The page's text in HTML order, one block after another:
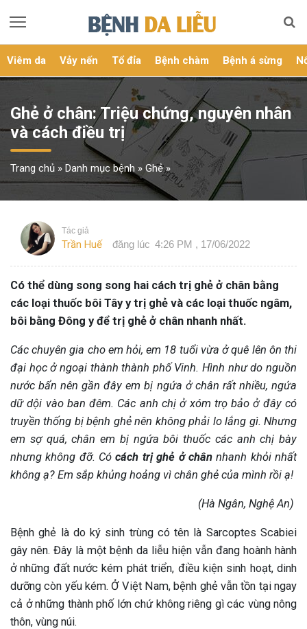
Viêm da Vảy nến Tổ đỉa Bệnh chàm Bệnh á sừng
Ghẻ ở chân: Triệu chứng, nguyên nhân
và cách điều trị
Trang chủ » Danh mục bệnh » Ghẻ»
Tác giả
Trần Huế đăng lúc 4:26 PM , 17/06/2022
Có thể dùng song song hai cách trị ghẻ ở chân bằng
các loại thuốc bôi Tây y trị ghẻ và các loại thuốc ngâm,
bôi bằng Đông y để trị ghẻ ở chân nhanh nhất.
Các chuyên gia cho em hỏi, em 18 tuổi vừa ở quê lên ôn thi
đại học ở ngoại thành thành phố Vinh. Hình như do nguồn
nước bẩn nên gần đây em bị ngứa ở chân rất nhiều, ngứa
dữ dội vào ban đêm. Các anh chị ở xóm trọ bảo ở đây có
truyền thống bị bệnh ghẻ nên không phải lo lắng gì. Nhưng
em sợ quá, chân em bị ngứa bôi thuốc các anh chị bày
nhưng không đỡ. Cócách trị ghẻ ở chânnhanh khỏi nhất
không ạ? Em sắp khủng hoảng vì chân ghẻ của mình rồi ạ!
(Hà Ngân, Nghệ An)
Bệnh ghẻ là do ký sinh trùng có tên là Sarcoptes Scabiei
gây nên. Đây là một bệnh da liễu hiện vẫn đang hoành hành
ở những đất nước kém phát triển, điều kiện sinh hoạt, dinh
dưỡng còn yếu kém. Ở Việt Nam, bệnh ghẻ vẫn tồn tại ngay
cả ở những thành phố lớn chứ không riêng gì các vùng nông
thôn, vùng núi.